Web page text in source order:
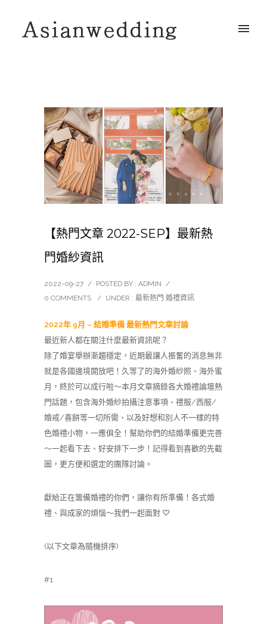
【熱門文章 2022-SEP】最新熱
門婚紗資訊
2022-09-27 / POSTED BY : ADMIN /
0 COMMENTS
/ UNDER : 最新熱門 婚禮資訊
2022年 9月 – 結婚準備 最新熱門文章討論
最近新人都在關注什麼最新資訊呢？
除了婚宴舉辦漸趨穩定，近期最讓人振奮的消息無非
就是各國邊境開放吧！久等了的海外婚紗照、海外蜜
月，終於可以成行啦～本月文章摘錄各大婚禮論壇熱
門話題，包含海外婚紗拍攝注意事項、禮服/西服/
婚戒/喜餅等一切所需、以及好想和別人不一樣的特
色婚禮小物，一應俱全！幫助你們的結婚準備更完善
～一起看下去、好安排下一步！記得看到喜歡的先截
圖，更方便和選定的團隊討論。
獻給正在籌備婚禮的你們，讓你有所準備！各式婚
禮、與成家的煩惱～我們一起面對 ♡
(以下文章為隨機排序)
#1